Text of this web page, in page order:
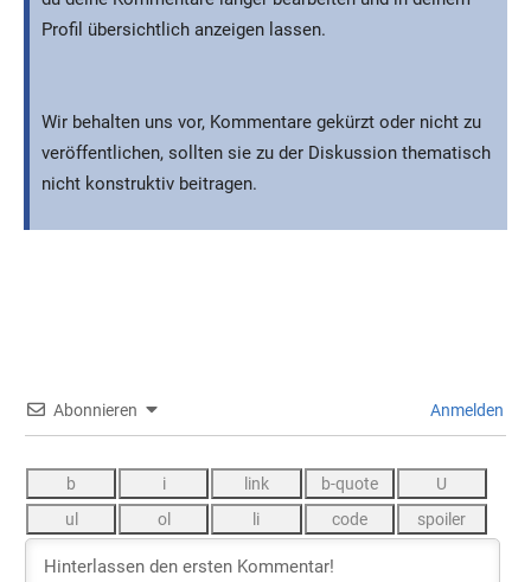
Profil übersichtlich anzeigen lassen.
Wir behalten uns vor, Kommentare gekürzt oder nicht zu
veröffentlichen, sollten sie zu der Diskussion thematisch
nicht konstruktiv beitragen.
Abonnieren Anmelden